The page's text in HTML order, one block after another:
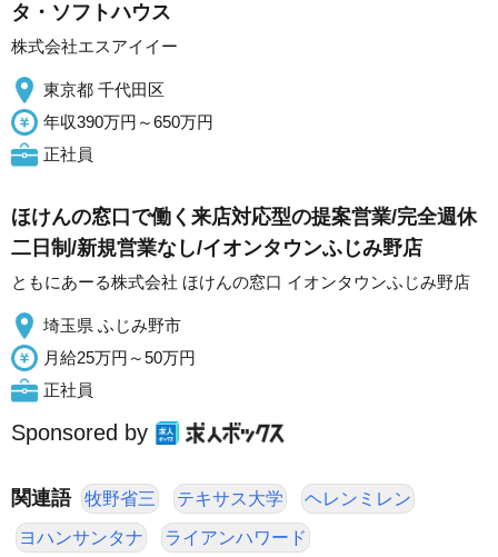
タ・ソフトハウス
株式会社エスアイイー
東京都 千代田区
年収390万円～650万円
正社員
ほけんの窓口で働く来店対応型の提案営業/完全週休
二日制/新規営業なし/イオンタウンふじみ野店
ともにあーる株式会社 ほけんの窓口 イオンタウンふじみ野店
埼玉県 ふじみ野市
月給25万円～50万円
正社員
Sponsored by
関連語 牧野省三 テキサス大学 ヘレンミレン
ヨハンサンタナ ライアンハワード